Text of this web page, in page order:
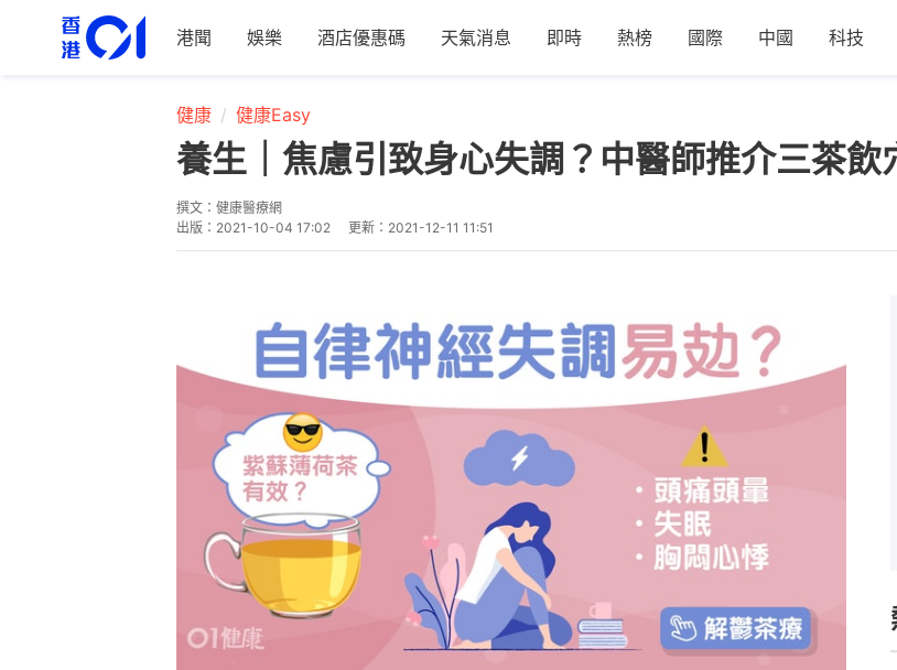
港聞 娛樂 酒店優惠碼 天氣消息 即時 熱榜 國際 中國 科技
健康 健康Easy
養生｜焦慮引致身心失調？中醫師推介三茶飲
撰文： 健康醫療網
出版： 2021-10-04 17:02 更新： 2021-12-11 11:51